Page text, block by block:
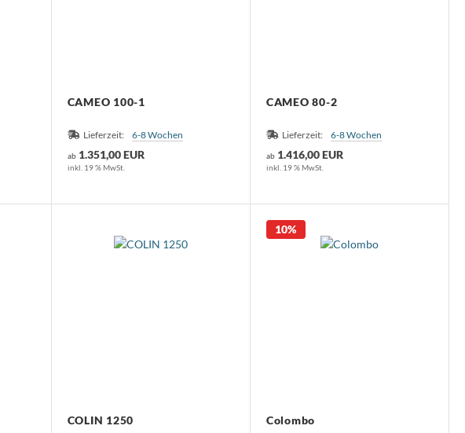
CAMEO 100-1
Lieferzeit: 6-8 Wochen
ab 1.351,00 EUR
inkl. 19 % MwSt.
CAMEO 80-2
Lieferzeit: 6-8 Wochen
ab 1.416,00 EUR
inkl. 19 % MwSt.
COLIN 1250 Colombo
10%